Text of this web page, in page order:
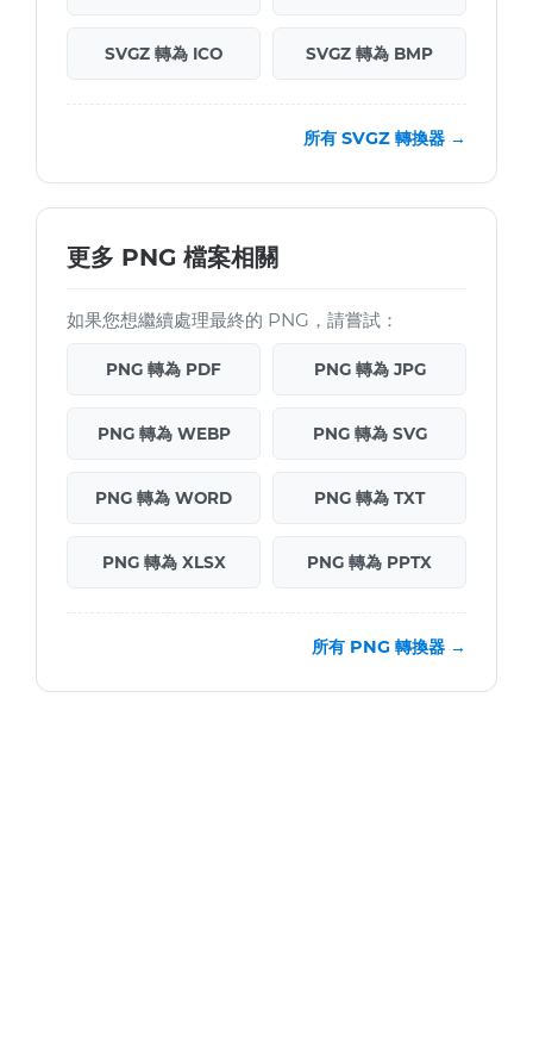
SVGZ 轉為 ICO SVGZ 轉為 BMP
所有 SVGZ 轉換器 →
更多 PNG 檔案相關
如果您想繼續處理最終的 PNG，請嘗試：
PNG 轉為 PDF PNG 轉為 JPG
PNG 轉為 WEBP PNG 轉為 SVG
PNG 轉為 WORD PNG 轉為 TXT
PNG 轉為 XLSX PNG 轉為 PPTX
所有 PNG 轉換器 →